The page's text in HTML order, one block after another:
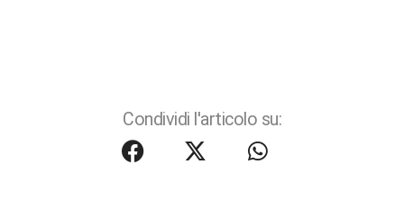
Condividi l'articolo su: